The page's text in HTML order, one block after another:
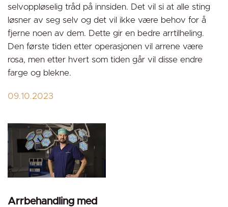
selvoppløselig tråd på innsiden. Det vil si at alle sting
løsner av seg selv og det vil ikke være behov for å
fjerne noen av dem. Dette gir en bedre arrtilheling.
Den første tiden etter operasjonen vil arrene være
rosa, men etter hvert som tiden går vil disse endre
farge og blekne.
09.10.2023
Arrbehandling med